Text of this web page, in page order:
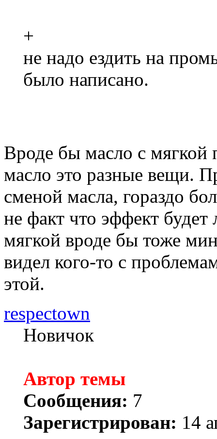
+
не надо ездить на
было написано.
Вроде бы масло с
масло это разные вещи.
сменой масла, гораздо
не факт что эффект будет
мягкой вроде бы тоже
видел кого-то с
этой.
respectown
Новичок
Автор темы
Сообщения: 7
Зарегистрирован: 14